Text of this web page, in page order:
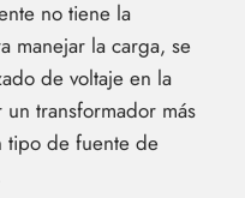
no tiene la
manejar la carga, se
de voltaje en la
transformador más
tipo de fuente de